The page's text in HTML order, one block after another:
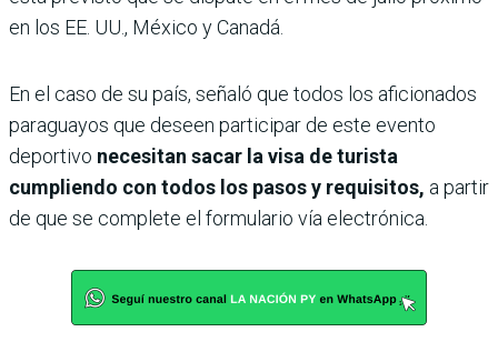
en los EE. UU., México y Canadá.
En el caso de su país, señaló que todos los aficionados
paraguayos que deseen participar de este evento
deportivo necesitan sacar la visa de turista
cumpliendo con todos los pasos y requisitos, a partir
de que se complete el formulario vía electrónica.